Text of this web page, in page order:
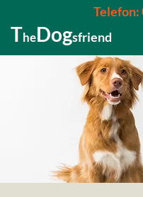
TheDogsfriend
Telefon: